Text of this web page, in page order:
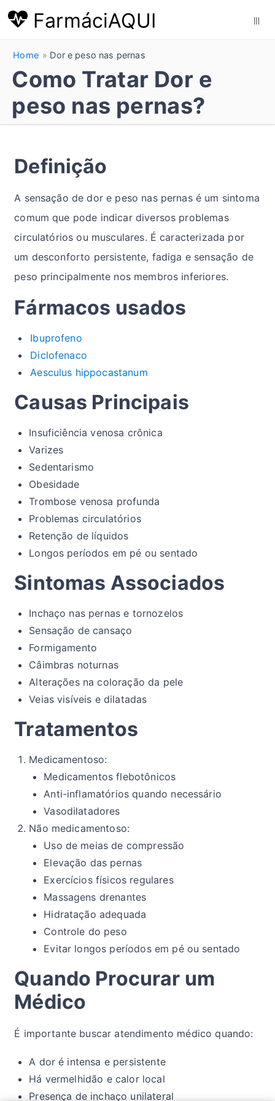
FarmáciAQUI
Home Dor e peso nas pernas
Como Tratar Dor e
peso nas pernas?
Definição
A sensação de dor e peso nas pernas é um sintoma
comum que pode indicar diversos problemas
circulatórios ou musculares. É caracterizada por
um desconforto persistente, fadiga e sensação de
peso principalmente nos membros inferiores.
Fármacos usados
Ibuprofeno
Diclofenaco
Aesculus hippocastanum
Causas Principais
Insuficiência venosa crônica
Varizes
Sedentarismo
Obesidade
Trombose venosa profunda
Problemas circulatórios
Retenção de líquidos
Longos períodos em pé ou sentado
Sintomas Associados
Inchaço nas pernas e tornozelos
Sensação de cansaço
Formigamento
Câimbras noturnas
Alterações na coloração da pele
Veias visíveis e dilatadas
Tratamentos
Medicamentoso:
Medicamentos flebotônicos
Anti-inflamatórios quando necessário
Vasodilatadores
Não medicamentoso:
Uso de meias de compressão
Elevação das pernas
Exercícios físicos regulares
Massagens drenantes
Hidratação adequada
Controle do peso
Evitar longos períodos em pé ou sentado
Quando Procurar um
Médico
É importante buscar atendimento médico quando:
A dor é intensa e persistente
Há vermelhidão e calor local
Presença de inchaço unilateral